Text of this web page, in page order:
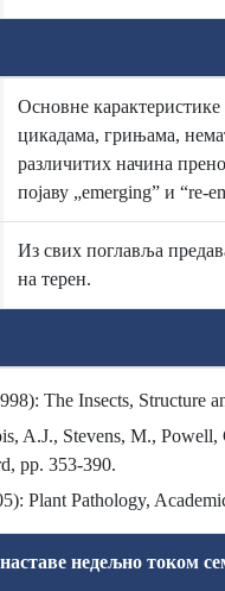
Основне
цикадама, грињама,
различитих начина
појаву „emerging” и “re-
Из свих поглавља
на терен.
The Insects, Structure
A.J., Stevens, M., Powell,
pp. 353-390.
Plant Pathology,
недељно током